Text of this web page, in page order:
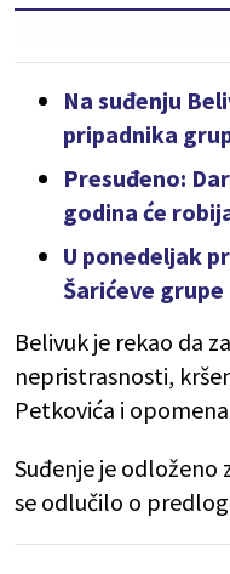
Na suđenju
pripadnika
Presuđeno:
godina će
U ponedeljak
Šarićeve grupe
Belivuk je rekao da
nepristrasnosti,
Petkovića i
Suđenje je odloženo
se odlučilo o